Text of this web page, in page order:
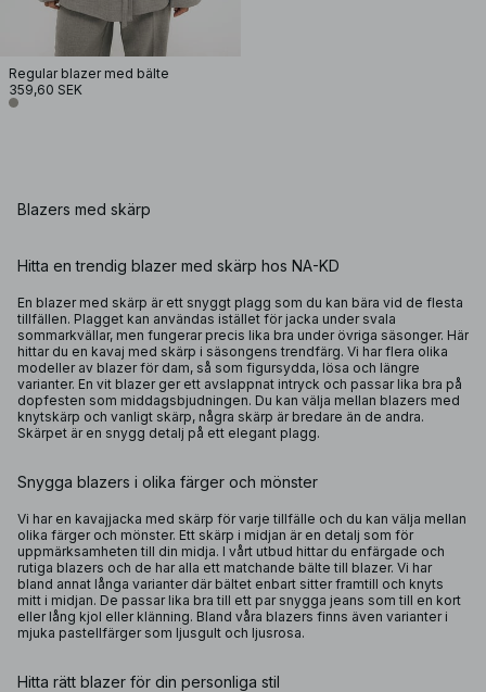
Regular blazer med bälte
359,60 SEK
Blazers med skärp
Hitta en trendig blazer med skärp hos NA-KD
En blazer med skärp är ett snyggt plagg som du kan bära vid de flesta
tillfällen. Plagget kan användas istället för jacka under svala
sommarkvällar, men fungerar precis lika bra under övriga säsonger. Här
hittar du en kavaj med skärp i säsongens trendfärg. Vi har flera olika
modeller av blazer för dam, så som figursydda, lösa och längre
varianter. En vit blazer ger ett avslappnat intryck och passar lika bra på
dopfesten som middagsbjudningen. Du kan välja mellan blazers med
knytskärp och vanligt skärp, några skärp är bredare än de andra.
Skärpet är en snygg detalj på ett elegant plagg.
Snygga blazers i olika färger och mönster
Vi har en kavajjacka med skärp för varje tillfälle och du kan välja mellan
olika färger och mönster. Ett skärp i midjan är en detalj som för
uppmärksamheten till din midja. I vårt utbud hittar du enfärgade och
rutiga blazers och de har alla ett matchande bälte till blazer. Vi har
bland annat långa varianter där bältet enbart sitter framtill och knyts
mitt i midjan. De passar lika bra till ett par snygga jeans som till en kort
eller lång kjol eller klänning. Bland våra blazers finns även varianter i
mjuka pastellfärger som ljusgult och ljusrosa.
Hitta rätt blazer för din personliga stil